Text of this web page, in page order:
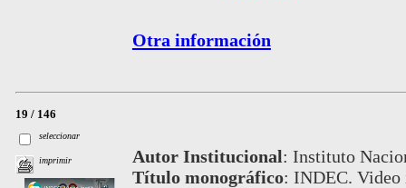
Otra información
19 / 146
seleccionar
imprimir Autor Institucional: Instituto
Título monográfico: INDEC.